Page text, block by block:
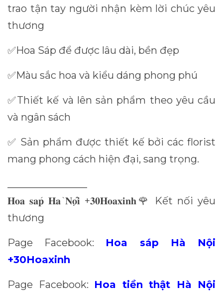
trao tận tay người nhận kèm lời chúc yêu
thương
✅Hoa Sáp để được lâu dài, bền đẹp
✅Màu sắc hoa và kiểu dáng phong phú
✅Thiết kế và lên sản phẩm theo yêu cầu
và ngân sách
✅ Sản phẩm được thiết kế bởi các florist
mang phong cách hiện đại, sang trọng.
𝐇𝐨𝐚 𝐬𝐚𝐩 𝐇𝐚̀𝐍𝐨𝐢 +𝟑𝟎𝐇𝐨𝐚𝐱𝐢𝐧𝐡 🌹
Kết nối yêu
thương
Page Facebook: Hoa sáp Hà Nội
+30Hoaxinh
Page Facebook: Hoa tiền thật Hà Nội